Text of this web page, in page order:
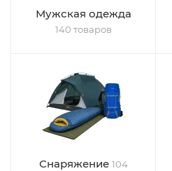
Мужская одежда
140 товаров
Снаряжение 104